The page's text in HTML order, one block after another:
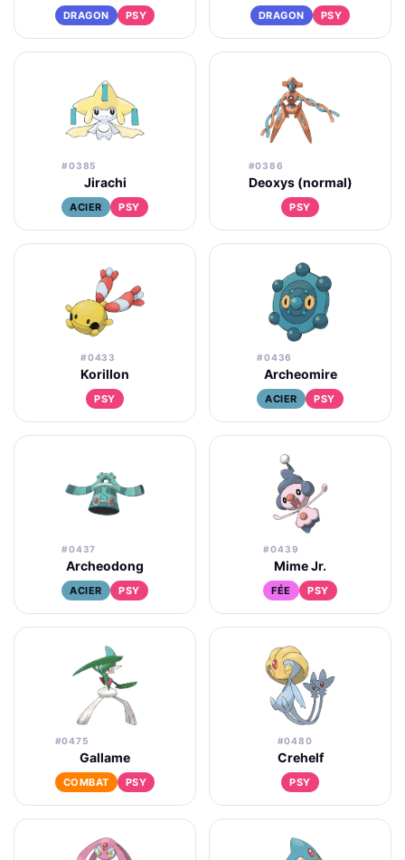
DRAGON PSY DRAGON PSY
#0385
Jirachi
ACIER PSY
#0386
Deoxys (normal)
PSY
#0433
Korillon
PSY
#0436
Archeomire
ACIER PSY
#0437
Archeodong
ACIER PSY
#0439
Mime Jr.
FÉE PSY
#0475
Gallame
COMBAT PSY
#0480
Crehelf
PSY